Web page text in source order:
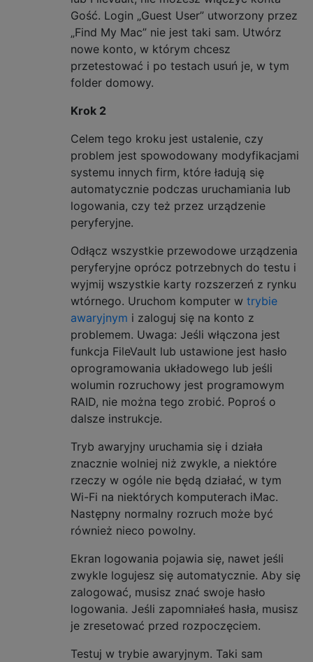
Gość. Login „Guest User” utworzony przez
„Find My Mac” nie jest taki sam. Utwórz
nowe konto, w którym chcesz
przetestować i po testach usuń je, w tym
folder domowy.
Krok 2
Celem tego kroku jest ustalenie, czy
problem jest spowodowany modyfikacjami
systemu innych firm, które ładują się
automatycznie podczas uruchamiania lub
logowania, czy też przez urządzenie
peryferyjne.
Odłącz wszystkie przewodowe urządzenia
peryferyjne oprócz potrzebnych do testu i
wyjmij wszystkie karty rozszerzeń z rynku
wtórnego. Uruchom komputer w trybie
awaryjnym i zaloguj się na konto z
problemem. Uwaga: Jeśli włączona jest
funkcja FileVault lub ustawione jest hasło
oprogramowania układowego lub jeśli
wolumin rozruchowy jest programowym
RAID, nie można tego zrobić. Poproś o
dalsze instrukcje.
Tryb awaryjny uruchamia się i działa
znacznie wolniej niż zwykle, a niektóre
rzeczy w ogóle nie będą działać, w tym
Wi-Fi na niektórych komputerach iMac.
Następny normalny rozruch może być
również nieco powolny.
Ekran logowania pojawia się, nawet jeśli
zwykle logujesz się automatycznie. Aby się
zalogować, musisz znać swoje hasło
logowania. Jeśli zapomniałeś hasła, musisz
je zresetować przed rozpoczęciem.
Testuj w trybie awaryjnym. Taki sam